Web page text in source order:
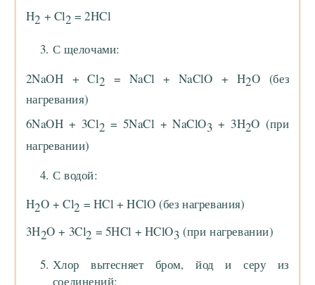
H2 + Cl2 = 2HCl
С щелочами:
2NaOH + Cl2 = NaCl + NaClO + H2O (без
нагревания)
6NaOH + 3Cl2 = 5NaCl + NaClO3 + 3H2O (при
нагревании)
С водой:
H2O + Cl2 = HCl + HClO (без нагревания)
3H2O + 3Cl2 = 5HCl + HClO3 (при нагревании)
Хлор вытесняет бром, йод и серу из
соединений: